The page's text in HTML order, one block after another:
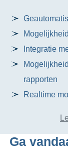
Integratie
rapporten
Realtime
Ga